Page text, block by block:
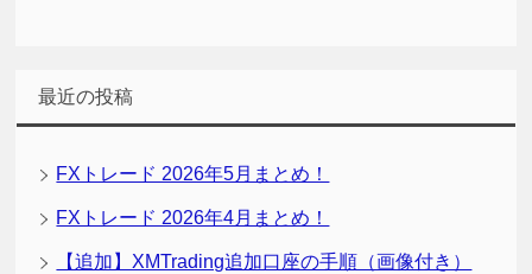
最近の投稿
FXトレード 2026年5月まとめ！
FXトレード 2026年4月まとめ！
【追加】XMTrading追加口座の手順（画像付き）